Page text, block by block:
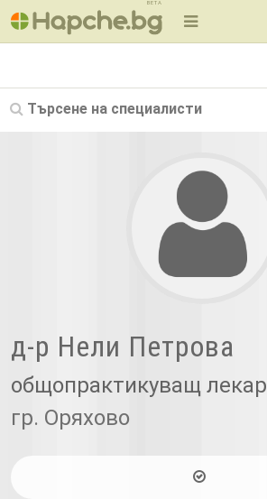
BETA
Търсене на специалисти
д-р Нели Петрова
общопрактикуващ лекар
гр. Оряхово